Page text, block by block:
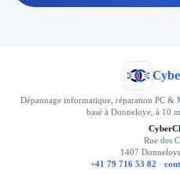
Dépannage informatique, réparation PC &
basé à Donneloye, à 10
Rue des
1407
+41 79 716 53 82 ·